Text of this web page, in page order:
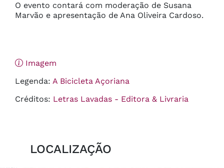
O evento contará com moderação de Susana
Marvão e apresentação de Ana Oliveira Cardoso.
Imagem
Legenda: A Bicicleta Açoriana
Créditos: Letras Lavadas - Editora & Livraria
LOCALIZAÇÃO